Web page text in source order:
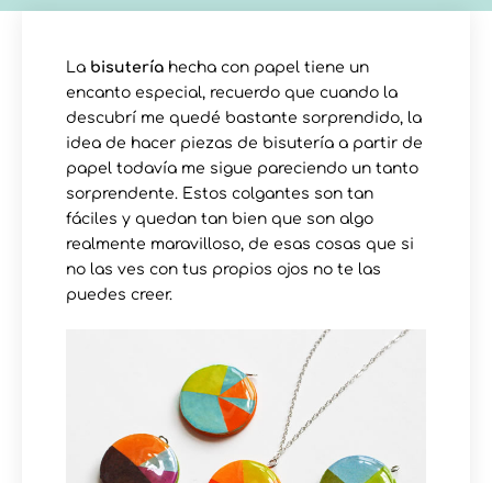
La bisutería hecha con papel tiene un
encanto especial, recuerdo que cuando la
descubrí me quedé bastante sorprendido, la
idea de hacer piezas de bisutería a partir de
papel todavía me sigue pareciendo un tanto
sorprendente. Estos colgantes son tan
fáciles y quedan tan bien que son algo
realmente maravilloso, de esas cosas que si
no las ves con tus propios ojos no te las
puedes creer.